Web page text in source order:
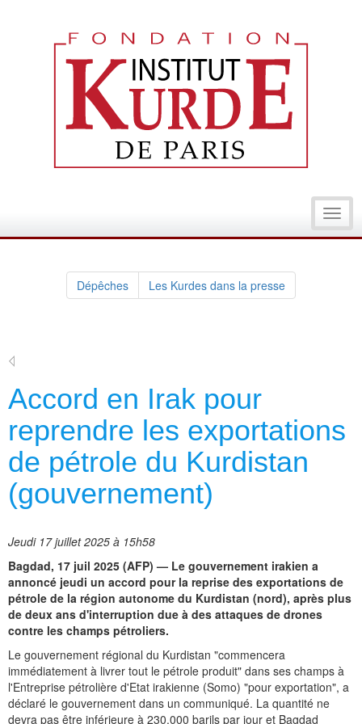
Dépêches Les Kurdes dans la presse
Accord en Irak pour
reprendre les exportations
de pétrole du Kurdistan
(gouvernement)
Jeudi 17 juillet 2025 à 15h58
Bagdad, 17 juil 2025 (AFP) — Le gouvernement irakien a
annoncé jeudi un accord pour la reprise des exportations de
pétrole de la région autonome du Kurdistan (nord), après plus
de deux ans d'interruption due à des attaques de drones
contre les champs pétroliers.
Le gouvernement régional du Kurdistan "commencera
immédiatement à livrer tout le pétrole produit" dans ses champs à
l'Entreprise pétrolière d'Etat irakienne (Somo) "pour exportation", a
déclaré le gouvernement dans un communiqué. La quantité ne
devra pas être inférieure à 230.000 barils par jour et Bagdad